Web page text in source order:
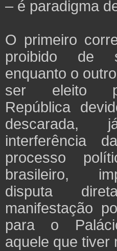
– é paradigma
O primeiro
proibido de
enquanto o
ser eleito
República
descarada,
interferência
processo
brasileiro,
disputa
manifestação
para o
aquele que tiver